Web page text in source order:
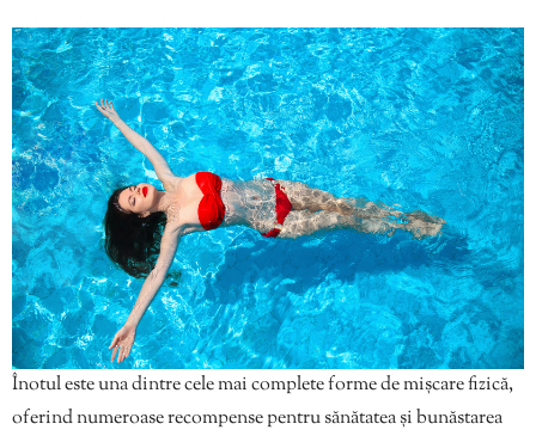
Înotul este una dintre cele mai complete forme de mișcare fizică,
oferind numeroase recompense pentru sănătatea și bunăstarea